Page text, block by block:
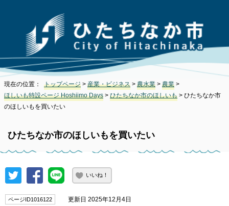
現在の位置： トップページ > 産業・ビジネス > 農水業 > 農業 >
ほしいも特設ページ Hoshiimo Days > ひたちなか市のほしいも > ひたちなか市
のほしいもを買いたい
ひたちなか市のほしいもを買いたい
いいね！
ページID1016122 更新日 2025年12月4日